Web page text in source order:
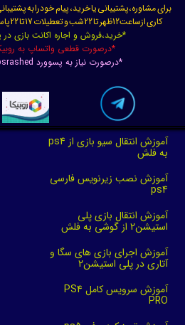
آموزش انتقال سیو بازی از ps4
به فلش
آموزش نصب زیرنویس فارسی
ps4
آموزش انتقال بازی پلی
استیشن2 از گوشی به فلش
آموزش اجرای بازی های سگا و
آتاری در پلی استیشن2
آموزش سرویس کامل PS4
PRO
برای مشاوره،پشتیبانی یا خرید، پیام خودرا به
کاری ازساعت12ظهر تا 22شب و تعطیلات 17تا 22پاسخگوی شماعزیزان میباشیم.
*خرید،فروش و اجاره اکانت بازی در
*درصورت قطعی واتساپ به
*درصورت نیاز به پسوورد psrashed را تایپ کنید